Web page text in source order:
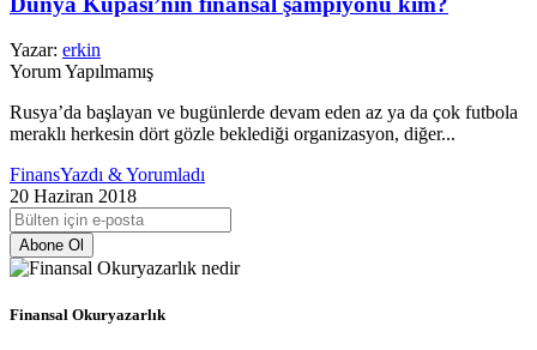
Yazar: erkin
Yorum Yapılmamış
Rusya’da başlayan ve bugünlerde devam eden az ya da çok futbola
meraklı herkesin dört gözle beklediği organizasyon, diğer...
FinansYazdı & Yorumladı
20 Haziran 2018
Abone Ol
Finansal Okuryazarlık